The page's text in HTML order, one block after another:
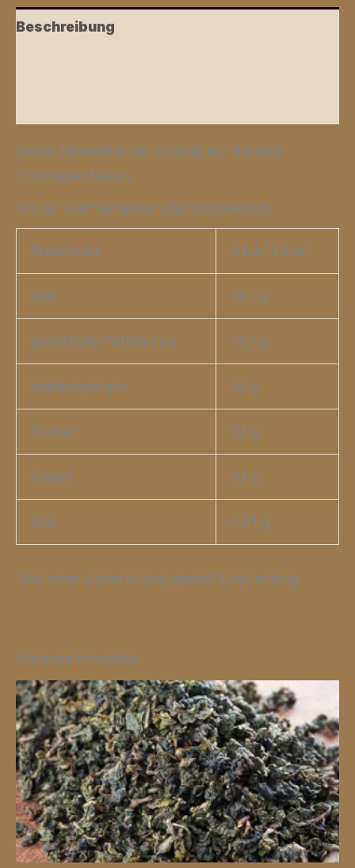
Beschreibung
Leicht fermentierter Oolong mit floralen
fruchtigen Noten.
100 ml Tee* enthalten durchschnittlich
Brennwert 4 kJ / 1 kcal
Fett <0,1 g
gesättigte Fettsäuren <0,1 g
Kohlenhydrate 0,1 g
Zucker 0,1 g
Eiweiß 0,1 g
Salz 0,01 g
*bei einer Zubereitung gemäß Empfehlung
Ähnliche Produkte